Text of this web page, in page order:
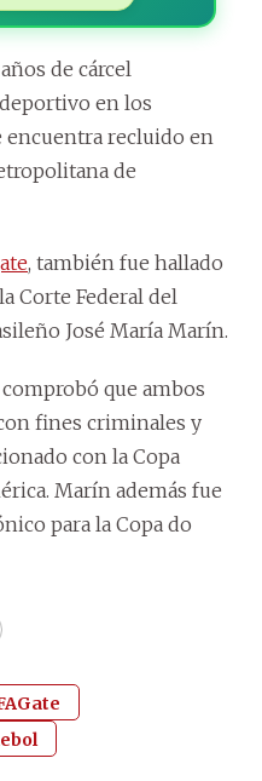
de cárcel
en los
encuentra recluido en
de
, también fue hallado
Corte Federal del
José María Marín.
comprobó que ambos
fines criminales y
con la Copa
Marín además fue
para la Copa do